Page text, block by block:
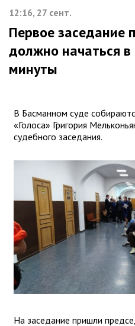
12:16, 27 сент.
Первое заседание
должно начаться
минуты
В Басманном суде
«Голоса» Григория
судебного заседания.
На заседание пришли